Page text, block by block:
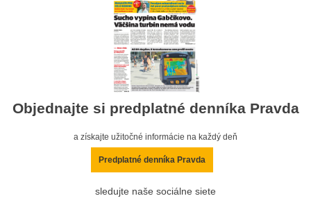
Objednajte si predplatné denníka Pravda
a získajte užitočné informácie na každý deň
Predplatné denníka Pravda
sledujte naše sociálne siete